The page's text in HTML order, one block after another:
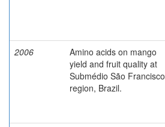
2006
Amino acids on mango
yield and fruit quality at
Submédio São Francisco
region, Brazil.